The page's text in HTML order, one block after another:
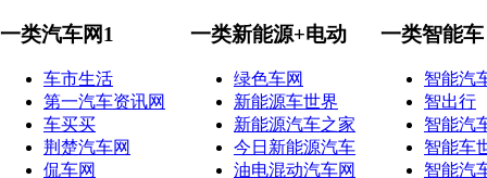
一类汽车网1
车市生活
第一汽车资讯网
车买买
荆楚汽车网
侃车网
一类新能源+电动
绿色车网
新能源车世界
新能源汽车之家
今日新能源汽车
油电混动汽车网
一类智能车
智能汽
智出行
智能汽
智能车
智能汽